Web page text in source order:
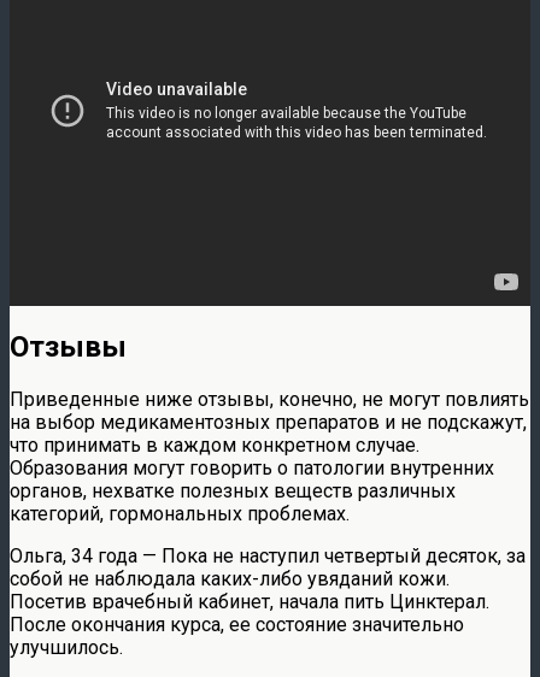
Отзывы
Приведенные ниже отзывы, конечно, не могут повлиять
на выбор медикаментозных препаратов и не подскажут,
что принимать в каждом конкретном случае.
Образования могут говорить о патологии внутренних
органов, нехватке полезных веществ различных
категорий, гормональных проблемах.
Ольга, 34 года — Пока не наступил четвертый десяток, за
собой не наблюдала каких-либо увяданий кожи.
Посетив врачебный кабинет, начала пить Цинктерал.
После окончания курса, ее состояние значительно
улучшилось.